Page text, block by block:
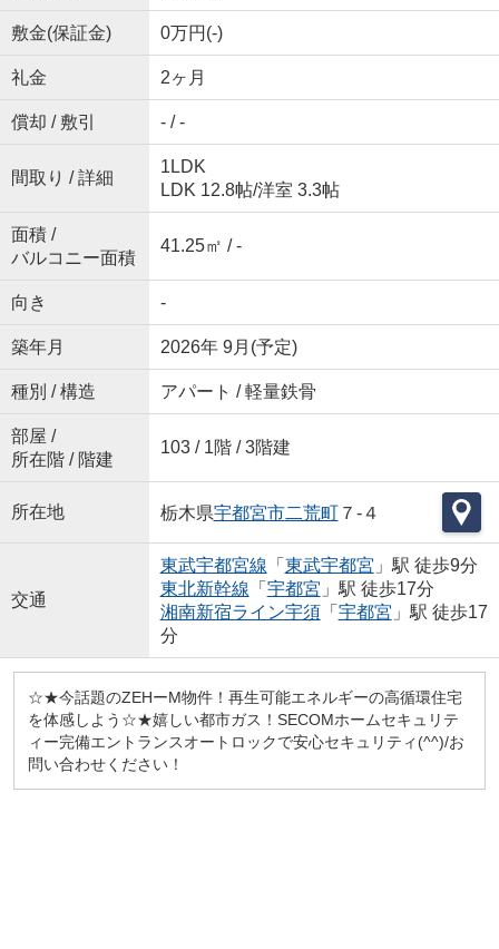
敷金(保証金) 0万円(-)
礼金 2ヶ月
償却 / 敷引 - / -
間取り / 詳細
1LDK
LDK 12.8帖/洋室 3.3帖
面積 /
バルコニー面積
41.25㎡ / -
向き -
築年月 2026年 9月(予定)
種別 / 構造 アパート / 軽量鉄骨
部屋 /
所在階 / 階建
103 / 1階 / 3階建
所在地 栃木県宇都宮市二荒町７-４
交通
東武宇都宮線 「 東武宇都宮 」駅 徒歩9分
東北新幹線 「 宇都宮 」駅 徒歩17分
湘南新宿ライン宇須「 宇都宮 」駅 徒歩17
分
☆★今話題のZEHーM物件！再生可能エネルギーの高循環住宅
を体感しよう☆★嬉しい都市ガス！SECOMホームセキュリテ
ィー完備エントランスオートロックで安心セキュリティ(^^)/お
問い合わせください！